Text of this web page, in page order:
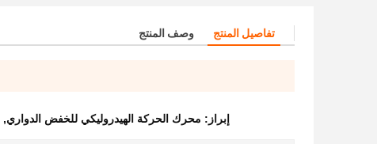
تفاصيل المنتج وصف المنتج
إبراز: محرك الحركة الهيدروليكي للخفض الدواري,